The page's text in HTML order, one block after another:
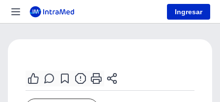
Ingresar